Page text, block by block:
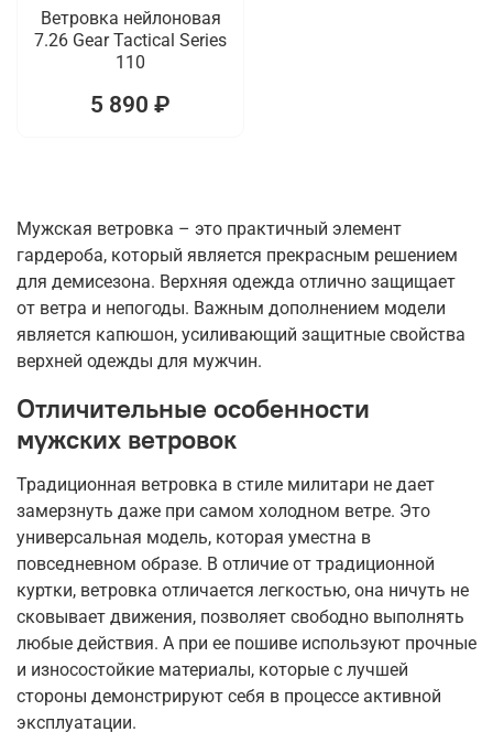
Ветровка нейлоновая
7.26 Gear Tactical Series
110
5 890 ₽
Мужская ветровка – это практичный элемент
гардероба, который является прекрасным решением
для демисезона. Верхняя одежда отлично защищает
от ветра и непогоды. Важным дополнением модели
является капюшон, усиливающий защитные свойства
верхней одежды для мужчин.
Отличительные особенности
мужских ветровок
Традиционная ветровка в стиле милитари не дает
замерзнуть даже при самом холодном ветре. Это
универсальная модель, которая уместна в
повседневном образе. В отличие от традиционной
куртки, ветровка отличается легкостью, она ничуть не
сковывает движения, позволяет свободно выполнять
любые действия. А при ее пошиве используют прочные
и износостойкие материалы, которые с лучшей
стороны демонстрируют себя в процессе активной
эксплуатации.